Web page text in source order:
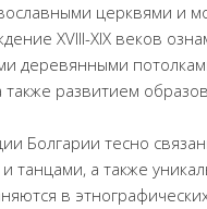
церквями и
XVIII-XIX веков
деревянными
развитием
Болгарии тесно
танцами, а также
в